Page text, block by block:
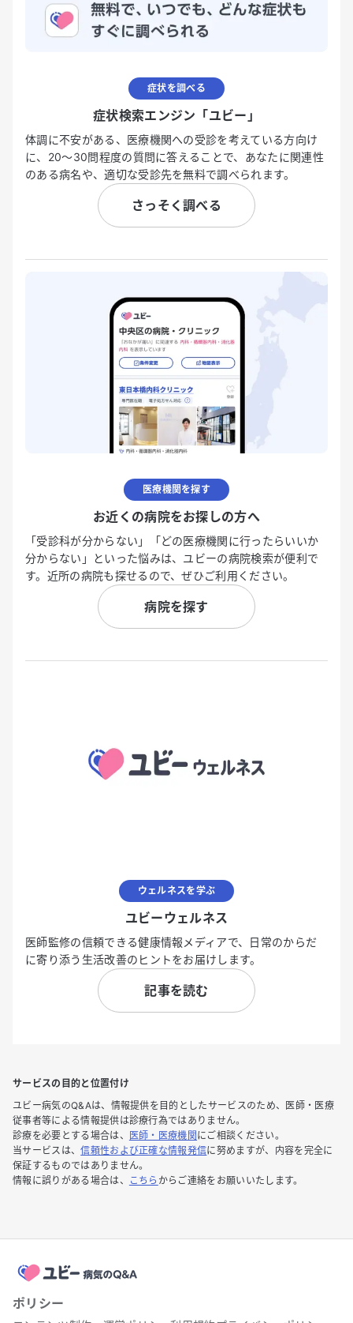
症状を調べる
症状検索エンジン「ユビー」
体調に不安がある、医療機関への受診を考えている方向け
に、20〜30問程度の質問に答えることで、あなたに関連性
のある病名や、適切な受診先を無料で調べられます。
さっそく調べる
医療機関を探す
お近くの病院をお探しの方へ
「受診科が分からない」「どの医療機関に行ったらいいか
分からない」といった悩みは、ユビーの病院検索が便利で
す。近所の病院も探せるので、ぜひご利用ください。
病院を探す
ウェルネスを学ぶ
ユビーウェルネス
医師監修の信頼できる健康情報メディアで、日常のからだ
に寄り添う生活改善のヒントをお届けします。
記事を読む
サービスの目的と位置付け
ユビー病気のQ&Aは、情報提供を目的としたサービスのため、医師・医療
従事者等による情報提供は診療行為ではありません。
診療を必要とする場合は、
医師・医療機関 にご相談ください。
当サービスは、信頼性および正確な情報発信に努めますが、内容を完全に
保証するものではありません。
情報に誤りがある場合は、
こちら からご連絡をお願いいたします。
ポリシー